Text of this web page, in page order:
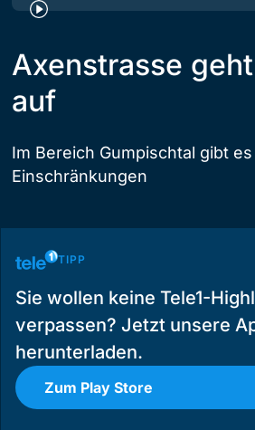
Axenstrasse
auf
Im Bereich Gumpischtal gibt
Einschränkungen
TIPP
Sie wollen keine Tele1-
verpassen? Jetzt unsere
herunterladen.
Zum Play Store